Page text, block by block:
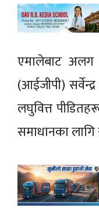
एमालेबाट अलग
(आईजीपी)
लघुवित्त
समाधानका लागि